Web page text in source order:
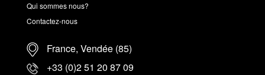
Qui sommes nous?
Contactez-nous
France, Vendée (85)
+33 (0)2 51 20 87 09